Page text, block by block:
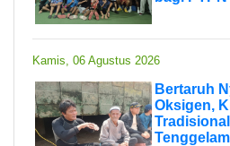
Kamis, 06 Agustus 2026
Bertaruh
Oksigen,